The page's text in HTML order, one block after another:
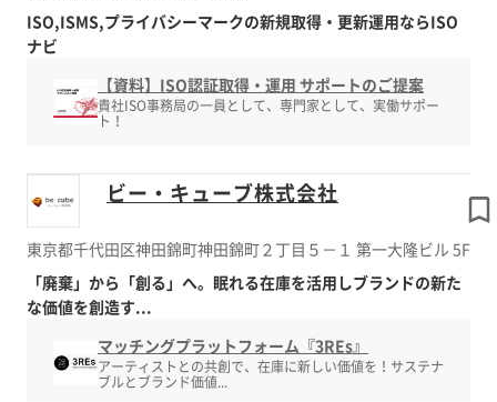
ISO,ISMS,プライバシーマークの新規取得・更新運用ならISO
ナビ
【資料】ISO認証取得・運用 サポートのご提案
貴社ISO事務局の一員として、専門家として、実働サポー
ト！
ビー・キューブ株式会社
東京都千代田区神田錦町神田錦町２丁目５－１ 第一大隆ビル 5F
「廃棄」から「創る」へ。眠れる在庫を活用しブランドの新た
な価値を創造す...
マッチングプラットフォーム『3REs』
アーティストとの共創で、在庫に新しい価値を！サステナ
ブルとブランド価値...